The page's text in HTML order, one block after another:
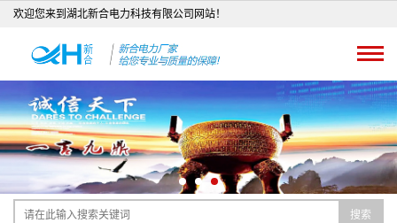
欢迎您来到湖北新合电力科技有限公司网站！
搜索